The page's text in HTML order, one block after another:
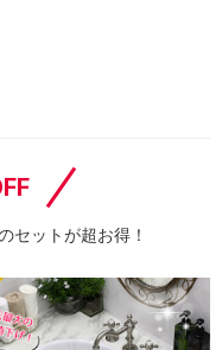
セットが超お得！